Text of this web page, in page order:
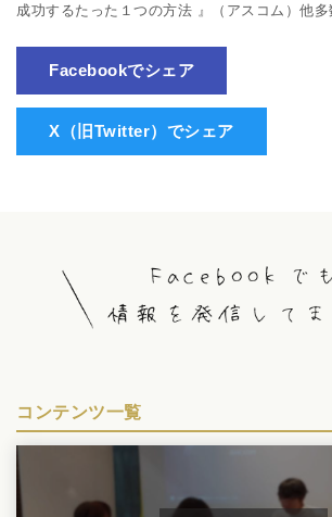
成功するたった１つの方法 』（アスコム）他多
Facebookでシェア
X（旧Twitter）でシェア
コンテンツ一覧